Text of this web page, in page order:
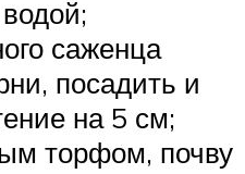
саженца
посадить и
на 5 см;
торфом, почву